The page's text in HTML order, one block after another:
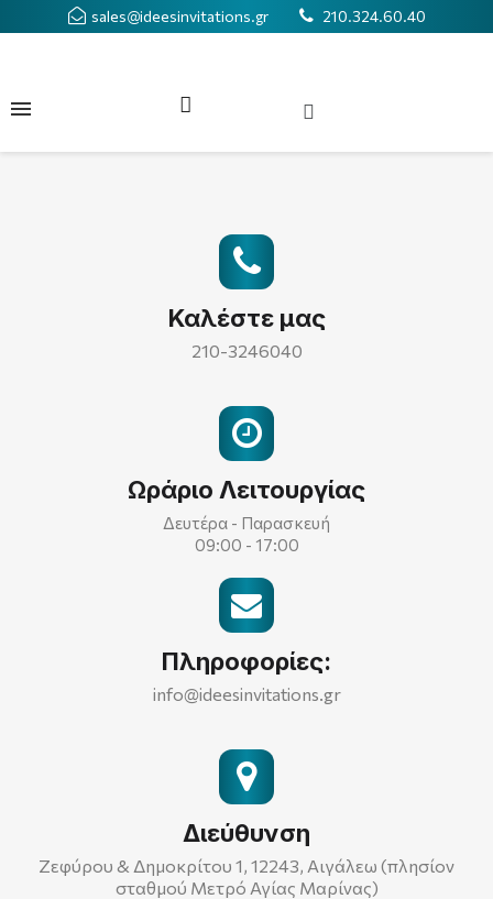
sales@ideesinvitations.gr 210.324.60.40
Καλέστε μας
210-3246040
Ωράριο Λειτουργίας
Δευτέρα - Παρασκευή
09:00 - 17:00
Πληροφορίες:
info@ideesinvitations.gr
Διεύθυνση
Ζεφύρου & Δημοκρίτου 1, 12243, Αιγάλεω (πλησίον
σταθμού Μετρό Αγίας Μαρίνας)